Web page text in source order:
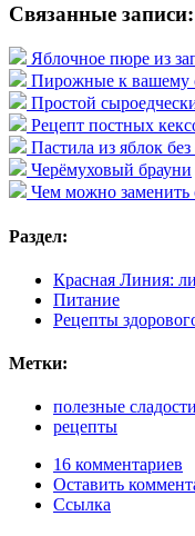
Связанные записи:
Яблочное пюре из
Пирожные к вашему
Простой
Рецепт постных
Пастила из яблок без
Черёмуховый брауни
Чем можно заменить
Раздел:
Красная Линия:
Питание
Рецепты
Метки:
полезные сладости
рецепты
16 комментариев
Оставить
Ссылка